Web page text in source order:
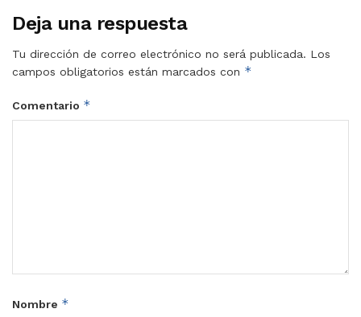
Deja una respuesta
Tu dirección de correo electrónico no será publicada. Los
campos obligatorios están marcados con *
Comentario *
Nombre *